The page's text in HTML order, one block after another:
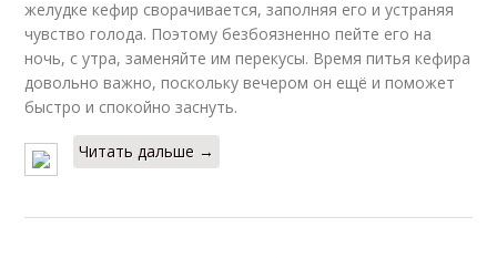
желудке кефир сворачивается, заполняя его и устраняя
чувство голода. Поэтому безбоязненно пейте его на
ночь, с утра, заменяйте им перекусы. Время питья кефира
довольно важно, поскольку вечером он ещё и поможет
быстро и спокойно заснуть.
Читать дальше →